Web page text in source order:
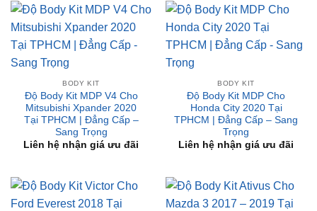
BODY KIT
Độ Body Kit MDP V4 Cho
Mitsubishi Xpander 2020
Tại TPHCM | Đẳng Cấp –
Sang Trọng
Liên hệ nhận giá ưu đãi
BODY KIT
Độ Body Kit MDP Cho
Honda City 2020 Tại
TPHCM | Đẳng Cấp – Sang
Trọng
Liên hệ nhận giá ưu đãi